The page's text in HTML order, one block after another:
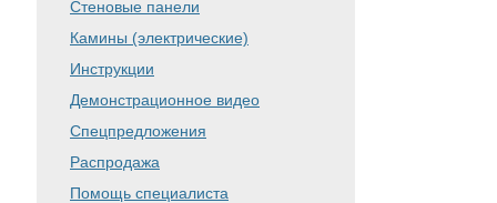
Стеновые панели
Камины (электрические)
Инструкции
Демонстрационное видео
Спецпредложения
Распродажа
Помощь специалиста